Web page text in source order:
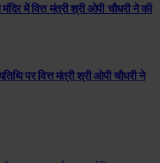
में वित्त मंत्री श्री ओपी चौधरी ने की
पर वित्त मंत्री श्री ओपी चौधरी ने